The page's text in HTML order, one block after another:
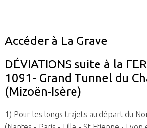
Accéder à La Grave
DÉVIATIONS suite à la
1091- Grand Tunnel du
(Mizoën-Isère)
1) Pour les longs trajets au départ du